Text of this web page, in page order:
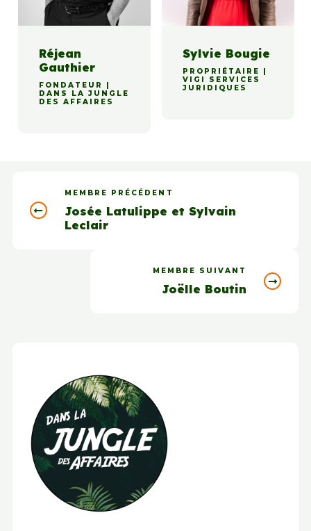
Réjean
Gauthier
FONDATEUR |
DANS LA JUNGLE
DES AFFAIRES
Sylvie Bougie
PROPRIÉTAIRE |
VIGI SERVICES
JURIDIQUES
MEMBRE PRÉCÉDENT
Josée Latulippe et Sylvain
Leclair
MEMBRE SUIVANT
Joëlle Boutin